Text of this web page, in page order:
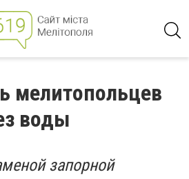
мелитопольцев
воды
запорной